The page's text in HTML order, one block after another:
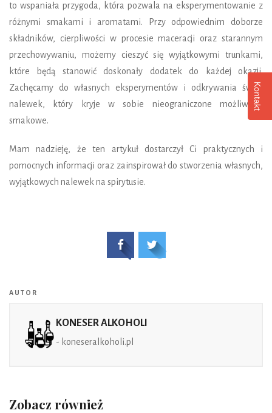
to wspaniała przygoda, która pozwala na eksperymentowanie z
różnymi smakami i aromatami. Przy odpowiednim doborze
składników, cierpliwości w procesie maceracji oraz starannym
przechowywaniu, możemy cieszyć się wyjątkowymi trunkami,
które będą stanowić doskonały dodatek do każdej okazji.
Zachęcamy do własnych eksperymentów i odkrywania świat
nalewek, który kryje w sobie nieograniczone możliwości
smakowe.
Mam nadzieję, że ten artykuł dostarczył Ci praktycznych i
pomocnych informacji oraz zainspirował do stworzenia własnych,
wyjątkowych nalewek na spirytusie.
AUTOR
KONESER ALKOHOLI
- koneseralkoholi.pl
Zobacz również
Kontakt